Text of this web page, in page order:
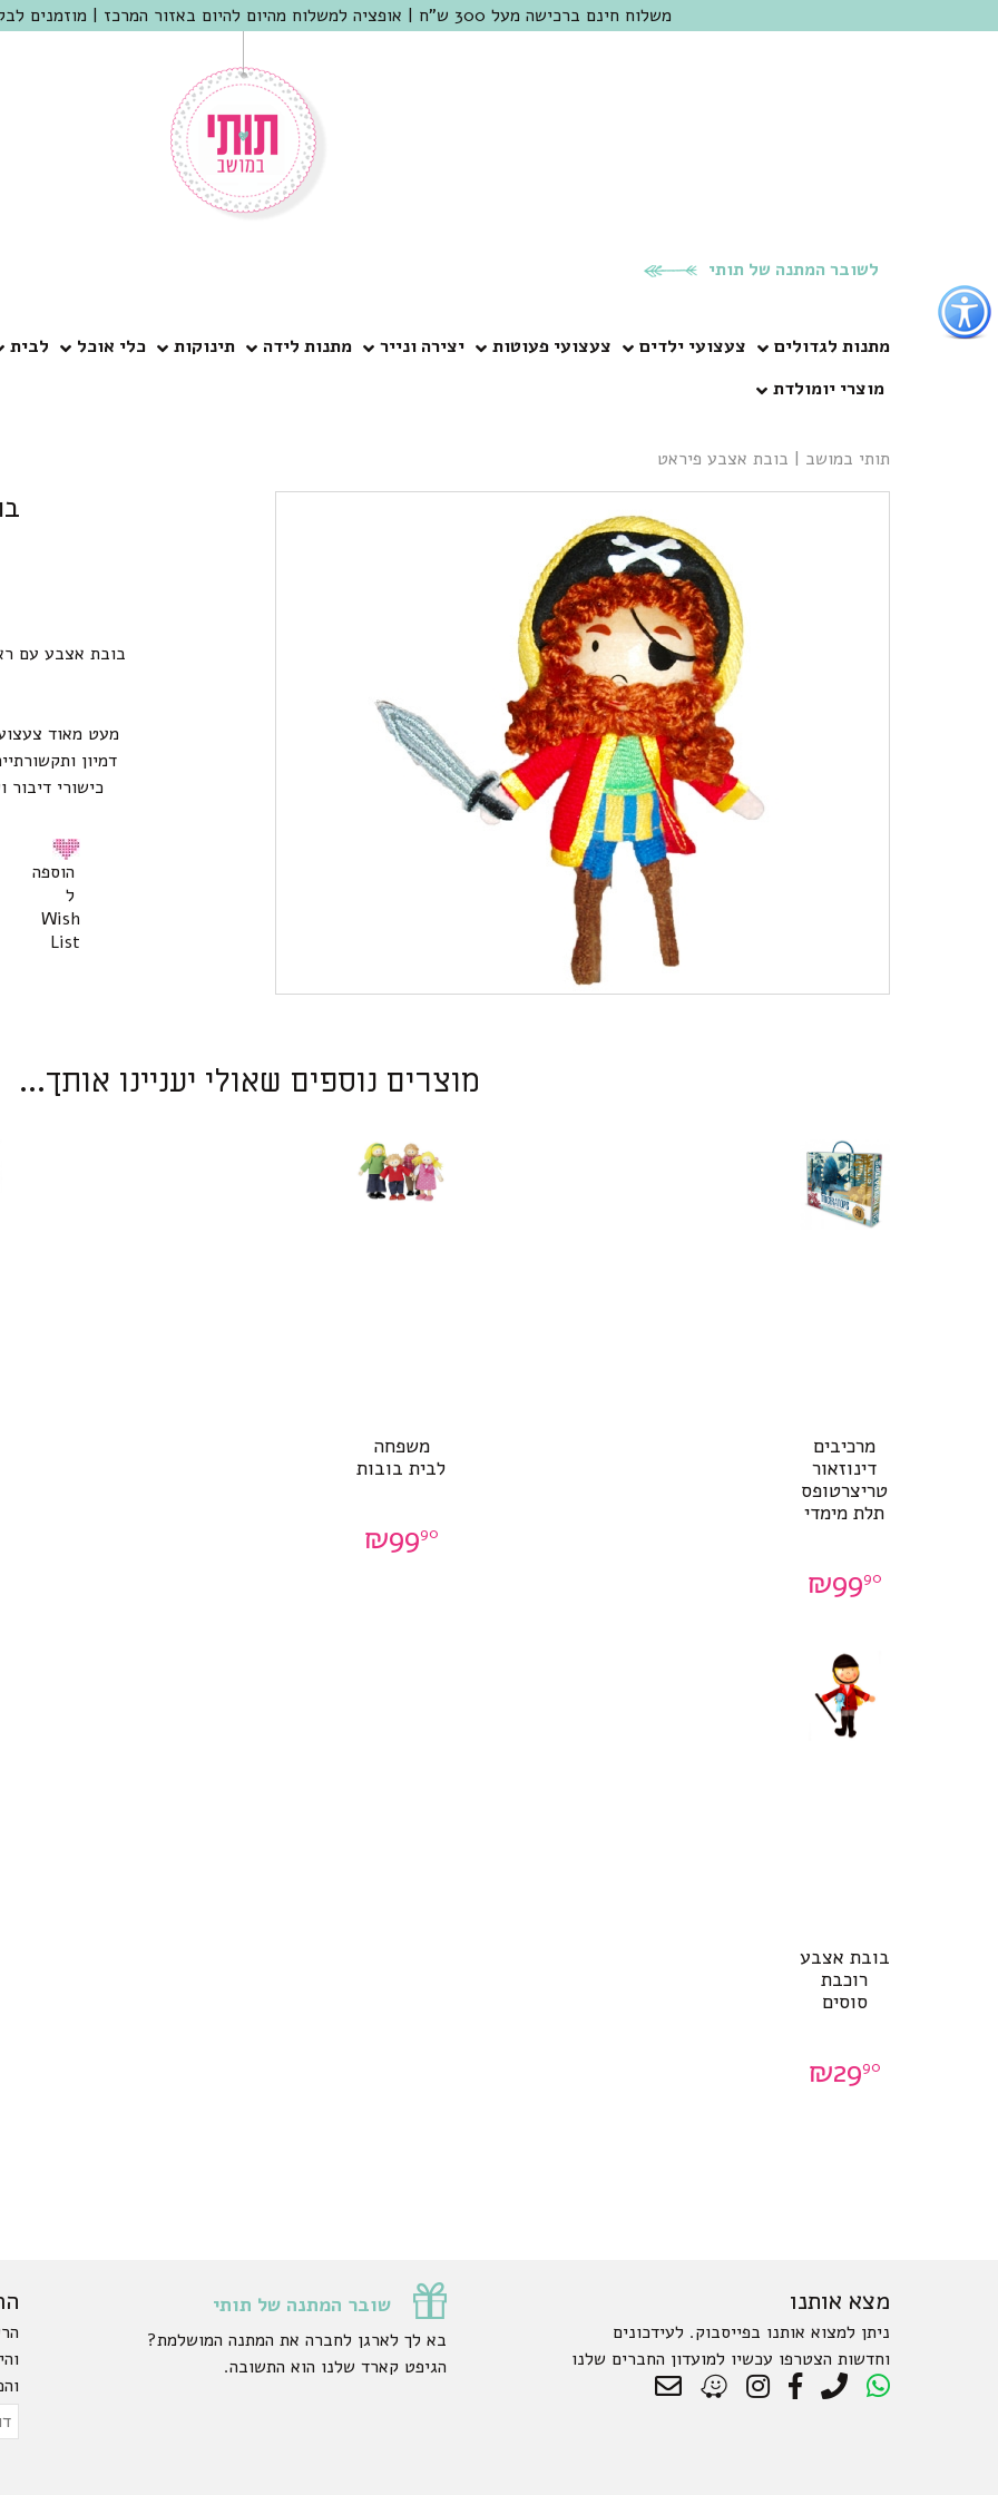
כפתור
לפתיחת
תפריט
נגישות
משלוח חינם ברכישה מעל 300 ש"ח | אופציה למשלוח מהיום להיום באזור המרכז | מוזמנים לבקר בחנות בכפר שמריהו
לשובר המתנה של תותי
מתנות לגדולים צעצועי ילדים צעצועי פעוטות יצירה ונייר מתנות לידה תינוקות כלי אוכל לבית
מוצרי יומולדת
תותי במושב | בובת אצבע פיראט
בובת אצבע עם
מעט מאוד
דמיון
כישורי
הוספה
ל
Wish
List
מוצרים נוספים שאולי יעניינו אותך...
מרכיבים
דינוזאור
טריצרטופס
תלת מימדי
₪9990
משפחה
לבית בובות
₪9990
בובת אצבע
רוכבת
סוסים
₪2990
מצא אותנו
ניתן למצוא אותנו בפייסבוק. לעידכונים
וחדשות הצטרפו עכשיו למועדון החברים שלנו
שובר המתנה של תותי
בא לך לארגן לחברה את המתנה המושלמת?
הגיפט קארד שלנו הוא התשובה.